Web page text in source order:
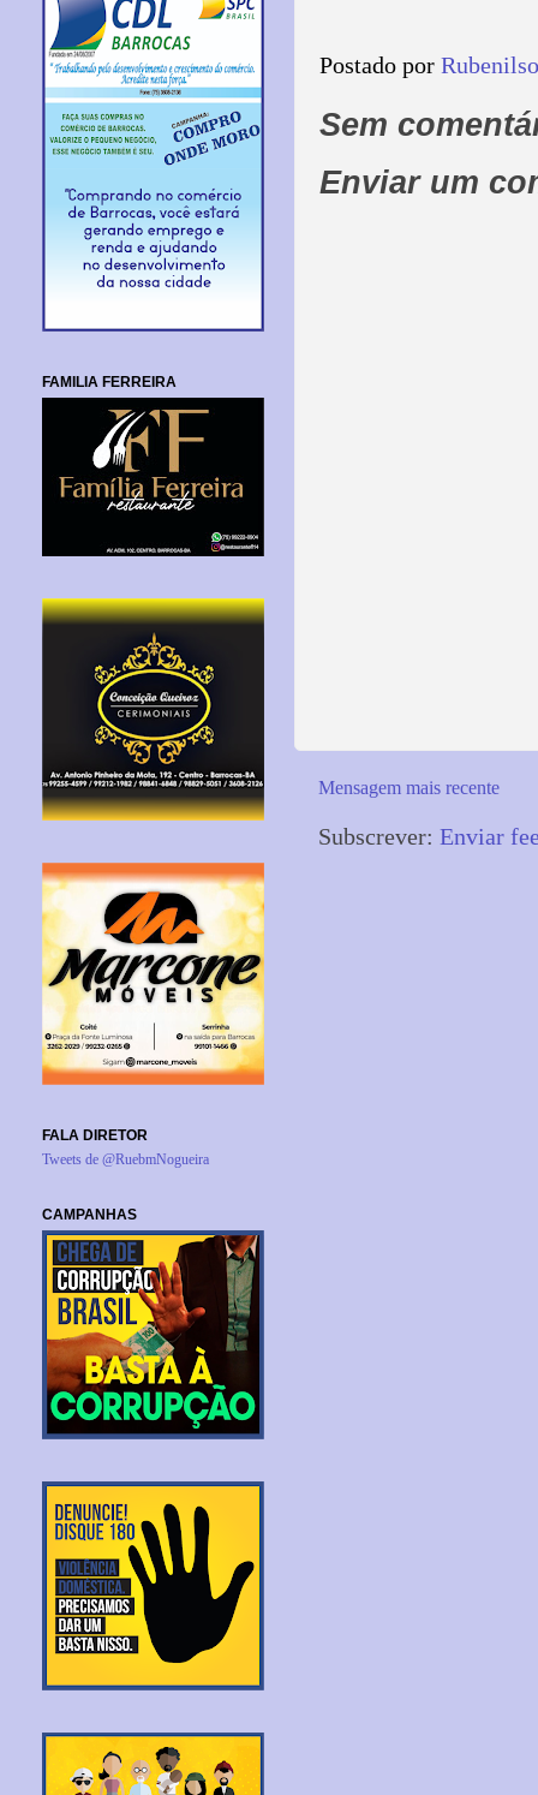
Postado por
Sem
Enviar um
Mensagem mais recente
Subscrever: Enviar
FAMILIA FERREIRA
FALA DIRETOR
Tweets de @RuebmNogueira
CAMPANHAS